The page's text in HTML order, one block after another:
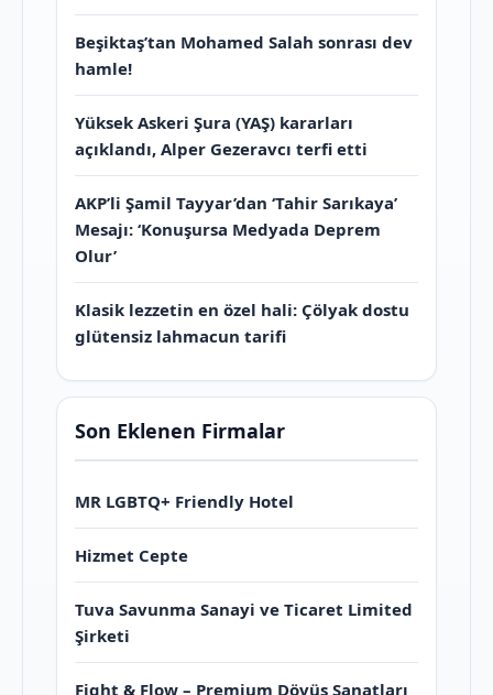
Beşiktaş’tan Mohamed Salah sonrası dev
hamle!
Yüksek Askeri Şura (YAŞ) kararları
açıklandı, Alper Gezeravcı terfi etti
AKP’li Şamil Tayyar’dan ‘Tahir Sarıkaya’
Mesajı: ‘Konuşursa Medyada Deprem
Olur’
Klasik lezzetin en özel hali: Çölyak dostu
glütensiz lahmacun tarifi
Son Eklenen Firmalar
MR LGBTQ+ Friendly Hotel
Hizmet Cepte
Tuva Savunma Sanayi ve Ticaret Limited
Şirketi
Fight & Flow – Premium Dövüş Sanatları